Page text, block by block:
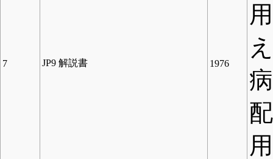
7 JP9 解説書 1976